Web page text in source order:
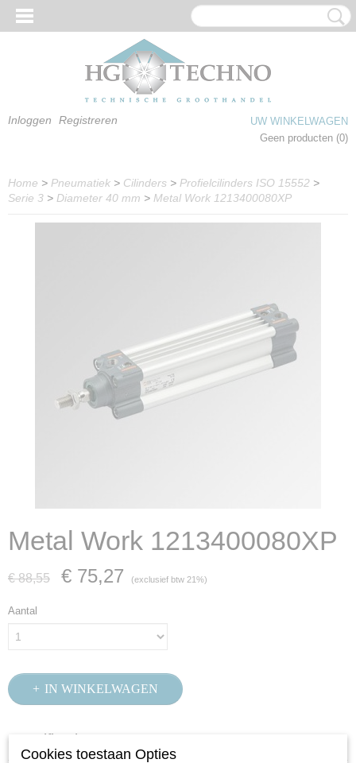
Inloggen Registreren
UW WINKELWAGEN
Geen producten (0)
Home > Pneumatiek > Cilinders > Profielcilinders ISO 15552 >
Serie 3 > Diameter 40 mm > Metal Work 1213400080XP
Metal Work 1213400080XP
€ 88,55 € 75,27 (exclusief btw 21%)
Aantal
IN WINKELWAGEN
Specificaties
Cookies toestaan Opties